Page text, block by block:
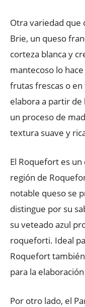
Otra variedad que
Brie, un queso
corteza blanca y
mantecoso lo
frutas frescas o en
elabora a partir de
un proceso de
textura suave y
El Roquefort es
región de
notable queso se
distingue por su
su veteado azul
roqueforti. Ideal
Roquefort
para la
Por otro lado, el